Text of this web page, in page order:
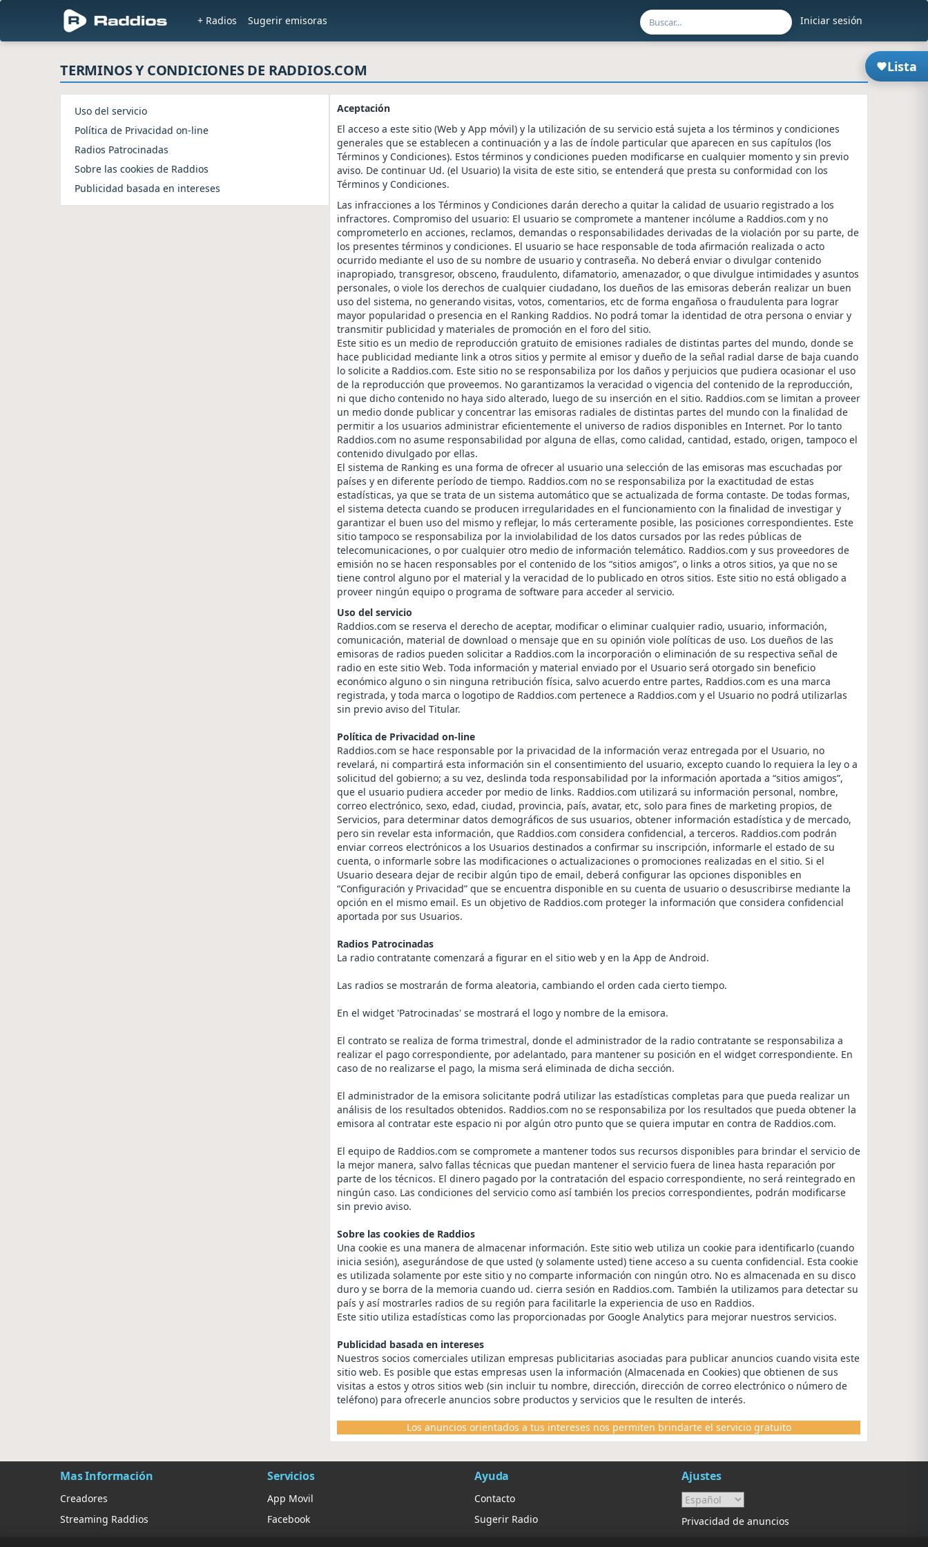
Iniciar sesión
+ Radios Sugerir emisoras
Lista
TERMINOS Y CONDICIONES DE RADDIOS.COM
Uso del servicio
Política de Privacidad on-line
Radios Patrocinadas
Sobre las cookies de Raddios
Publicidad basada en intereses
Aceptación
El acceso a este sitio (Web y App móvil) y la utilización de su servicio está sujeta a los términos y condiciones
generales que se establecen a continuación y a las de índole particular que aparecen en sus capítulos (los
Términos y Condiciones). Estos términos y condiciones pueden modificarse en cualquier momento y sin previo
aviso. De continuar Ud. (el Usuario) la visita de este sitio, se entenderá que presta su conformidad con los
Términos y Condiciones.
Las infracciones a los Términos y Condiciones darán derecho a quitar la calidad de usuario registrado a los
infractores. Compromiso del usuario: El usuario se compromete a mantener incólume a Raddios.com y no
comprometerlo en acciones, reclamos, demandas o responsabilidades derivadas de la violación por su parte, de
los presentes términos y condiciones. El usuario se hace responsable de toda afirmación realizada o acto
ocurrido mediante el uso de su nombre de usuario y contraseña. No deberá enviar o divulgar contenido
inapropiado, transgresor, obsceno, fraudulento, difamatorio, amenazador, o que divulgue intimidades y asuntos
personales, o viole los derechos de cualquier ciudadano, los dueños de las emisoras deberán realizar un buen
uso del sistema, no generando visitas, votos, comentarios, etc de forma engañosa o fraudulenta para lograr
mayor popularidad o presencia en el Ranking Raddios. No podrá tomar la identidad de otra persona o enviar y
transmitir publicidad y materiales de promoción en el foro del sitio.
Este sitio es un medio de reproducción gratuito de emisiones radiales de distintas partes del mundo, donde se
hace publicidad mediante link a otros sitios y permite al emisor y dueño de la señal radial darse de baja cuando
lo solicite a Raddios.com. Este sitio no se responsabiliza por los daños y perjuicios que pudiera ocasionar el uso
de la reproducción que proveemos. No garantizamos la veracidad o vigencia del contenido de la reproducción,
ni que dicho contenido no haya sido alterado, luego de su inserción en el sitio. Raddios.com se limitan a proveer
un medio donde publicar y concentrar las emisoras radiales de distintas partes del mundo con la finalidad de
permitir a los usuarios administrar eficientemente el universo de radios disponibles en Internet. Por lo tanto
Raddios.com no asume responsabilidad por alguna de ellas, como calidad, cantidad, estado, origen, tampoco el
contenido divulgado por ellas.
El sistema de Ranking es una forma de ofrecer al usuario una selección de las emisoras mas escuchadas por
países y en diferente período de tiempo. Raddios.com no se responsabiliza por la exactitudad de estas
estadísticas, ya que se trata de un sistema automático que se actualizada de forma contaste. De todas formas,
el sistema detecta cuando se producen irregularidades en el funcionamiento con la finalidad de investigar y
garantizar el buen uso del mismo y reflejar, lo más certeramente posible, las posiciones correspondientes. Este
sitio tampoco se responsabiliza por la inviolabilidad de los datos cursados por las redes públicas de
telecomunicaciones, o por cualquier otro medio de información telemático. Raddios.com y sus proveedores de
emisión no se hacen responsables por el contenido de los “sitios amigos”, o links a otros sitios, ya que no se
tiene control alguno por el material y la veracidad de lo publicado en otros sitios. Este sitio no está obligado a
proveer ningún equipo o programa de software para acceder al servicio.
Uso del servicio
Raddios.com se reserva el derecho de aceptar, modificar o eliminar cualquier radio, usuario, información,
comunicación, material de download o mensaje que en su opinión viole políticas de uso. Los dueños de las
emisoras de radios pueden solicitar a Raddios.com la incorporación o eliminación de su respectiva señal de
radio en este sitio Web. Toda información y material enviado por el Usuario será otorgado sin beneficio
económico alguno o sin ninguna retribución física, salvo acuerdo entre partes, Raddios.com es una marca
registrada, y toda marca o logotipo de Raddios.com pertenece a Raddios.com y el Usuario no podrá utilizarlas
sin previo aviso del Titular.
Política de Privacidad on-line
Raddios.com se hace responsable por la privacidad de la información veraz entregada por el Usuario, no
revelará, ni compartirá esta información sin el consentimiento del usuario, excepto cuando lo requiera la ley o a
solicitud del gobierno; a su vez, deslinda toda responsabilidad por la información aportada a “sitios amigos”,
que el usuario pudiera acceder por medio de links. Raddios.com utilizará su información personal, nombre,
correo electrónico, sexo, edad, ciudad, provincia, país, avatar, etc, solo para fines de marketing propios, de
Servicios, para determinar datos demográficos de sus usuarios, obtener información estadística y de mercado,
pero sin revelar esta información, que Raddios.com considera confidencial, a terceros. Raddios.com podrán
enviar correos electrónicos a los Usuarios destinados a confirmar su inscripción, informarle el estado de su
cuenta, o informarle sobre las modificaciones o actualizaciones o promociones realizadas en el sitio. Si el
Usuario deseara dejar de recibir algún tipo de email, deberá configurar las opciones disponibles en
“Configuración y Privacidad” que se encuentra disponible en su cuenta de usuario o desuscribirse mediante la
opción en el mismo email. Es un objetivo de Raddios.com proteger la información que considera confidencial
aportada por sus Usuarios.
Radios Patrocinadas
La radio contratante comenzará a figurar en el sitio web y en la App de Android.
Las radios se mostrarán de forma aleatoria, cambiando el orden cada cierto tiempo.
En el widget 'Patrocinadas' se mostrará el logo y nombre de la emisora.
El contrato se realiza de forma trimestral, donde el administrador de la radio contratante se responsabiliza a
realizar el pago correspondiente, por adelantado, para mantener su posición en el widget correspondiente. En
caso de no realizarse el pago, la misma será eliminada de dicha sección.
El administrador de la emisora solicitante podrá utilizar las estadísticas completas para que pueda realizar un
análisis de los resultados obtenidos. Raddios.com no se responsabiliza por los resultados que pueda obtener la
emisora al contratar este espacio ni por algún otro punto que se quiera imputar en contra de Raddios.com.
El equipo de Raddios.com se compromete a mantener todos sus recursos disponibles para brindar el servicio de
la mejor manera, salvo fallas técnicas que puedan mantener el servicio fuera de linea hasta reparación por
parte de los técnicos. El dinero pagado por la contratación del espacio correspondiente, no será reintegrado en
ningún caso. Las condiciones del servicio como así también los precios correspondientes, podrán modificarse
sin previo aviso.
Sobre las cookies de Raddios
Una cookie es una manera de almacenar información. Este sitio web utiliza un cookie para identificarlo (cuando
inicia sesión), asegurándose de que usted (y solamente usted) tiene acceso a su cuenta confidencial. Esta cookie
es utilizada solamente por este sitio y no comparte información con ningún otro. No es almacenada en su disco
duro y se borra de la memoria cuando ud. cierra sesión en Raddios.com. También la utilizamos para detectar su
país y así mostrarles radios de su región para facilitarle la experiencia de uso en Raddios.
Este sitio utiliza estadísticas como las proporcionadas por Google Analytics para mejorar nuestros servicios.
Publicidad basada en intereses
Nuestros socios comerciales utilizan empresas publicitarias asociadas para publicar anuncios cuando visita este
sitio web. Es posible que estas empresas usen la información (Almacenada en Cookies) que obtienen de sus
visitas a estos y otros sitios web (sin incluir tu nombre, dirección, dirección de correo electrónico o número de
teléfono) para ofrecerle anuncios sobre productos y servicios que le resulten de interés.
Los anuncios orientados a tus intereses nos permiten brindarte el servicio gratuito
Mas Información
Creadores
Streaming Raddios
Servicios
App Movil
Facebook
Ayuda
Contacto
Sugerir Radio
Ajustes
Privacidad de anuncios